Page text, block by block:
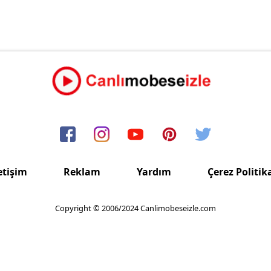
Reklam Yardım Çerez
Copyright © 2006/2024 Canlimobeseizle.com